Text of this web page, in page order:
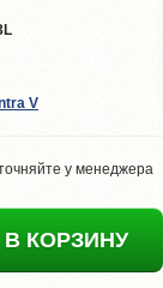
V
у менеджера
КОРЗИНУ